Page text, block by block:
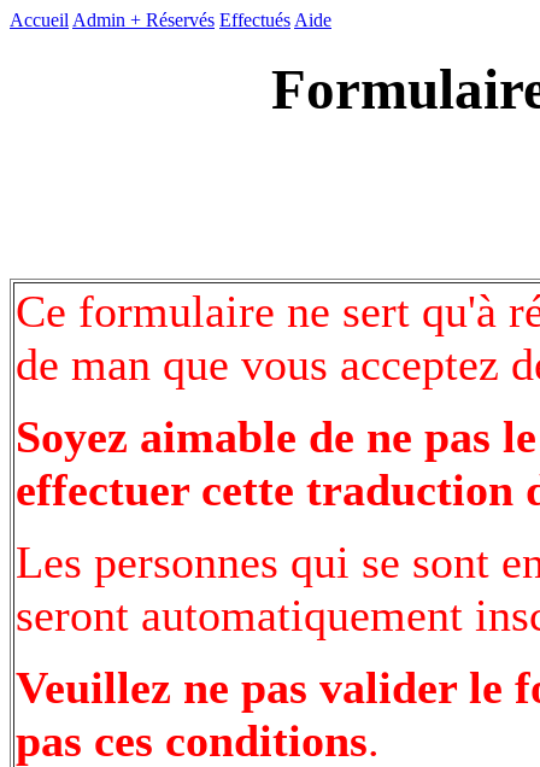
Accueil Admin + Réservés Effectués Aide
Ce formulaire ne sert qu'à
de man que vous acceptez
Soyez aimable de ne pas
effectuer cette traduction
Les personnes qui se sont
seront automatiquement
Veuillez ne pas valider le
pas ces conditions.